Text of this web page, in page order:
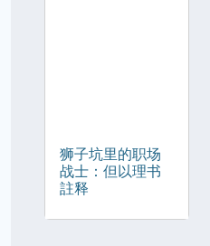
狮子坑里的职场
战士：但以理书
註释